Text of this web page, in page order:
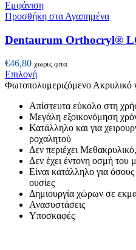
Εμφάνιση
Προσθήκη στα Αγαπημένα
Dentaurum Orthocryl®
€46,80 χωρις φπα
ΕπιλογήΑυτό
το
έχει
πολλαπλές
παραλλαγές.
Οι
επιλογές
μπορούν
να
επιλεγούν
στη
σελίδα
του
Φωτοπολυμεριζόμενο Ακρυλικό
Απίστευτα εύκολο στη
Μεγάλη εξοικονόμηση
Κατάλληλο και για
ροχαλητού
Δεν περιέχει
Δεν έχει έντονη οσμή του
Είναι κατάλληλο για
ουσίες
Δημιουργία χώρων σε
Ανασυστάσεις
Υποσκαφές